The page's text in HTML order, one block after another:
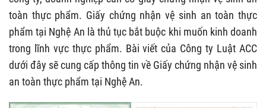
toàn thực phẩm. Giấy chứng nhận vệ sinh an toàn thực
phẩm tại Nghệ An là thủ tục bắt buộc khi muốn kinh doanh
trong lĩnh vực thực phẩm. Bài viết của Công ty Luật ACC
dưới đây sẽ cung cấp thông tin về Giấy chứng nhận vệ sinh
an toàn thực phẩm tại Nghệ An.